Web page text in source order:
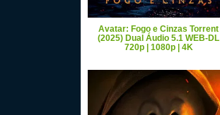
Avatar: Fogo e Cinzas Torrent
(2025) Dual Áudio 5.1 WEB-DL
720p | 1080p | 4K